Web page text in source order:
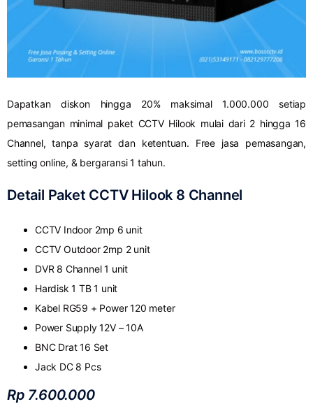
Dapatkan diskon hingga 20% maksimal 1.000.000 setiap
pemasangan minimal paket CCTV Hilook mulai dari 2 hingga 16
Channel, tanpa syarat dan ketentuan. Free jasa pemasangan,
setting online, & bergaransi 1 tahun.
Detail Paket CCTV Hilook 8 Channel
CCTV Indoor 2mp 6 unit
CCTV Outdoor 2mp 2 unit
DVR 8 Channel 1 unit
Hardisk 1 TB 1 unit
Kabel RG59 + Power 120 meter
Power Supply 12V – 10A
BNC Drat 16 Set
Jack DC 8 Pcs
Rp 7.600.000